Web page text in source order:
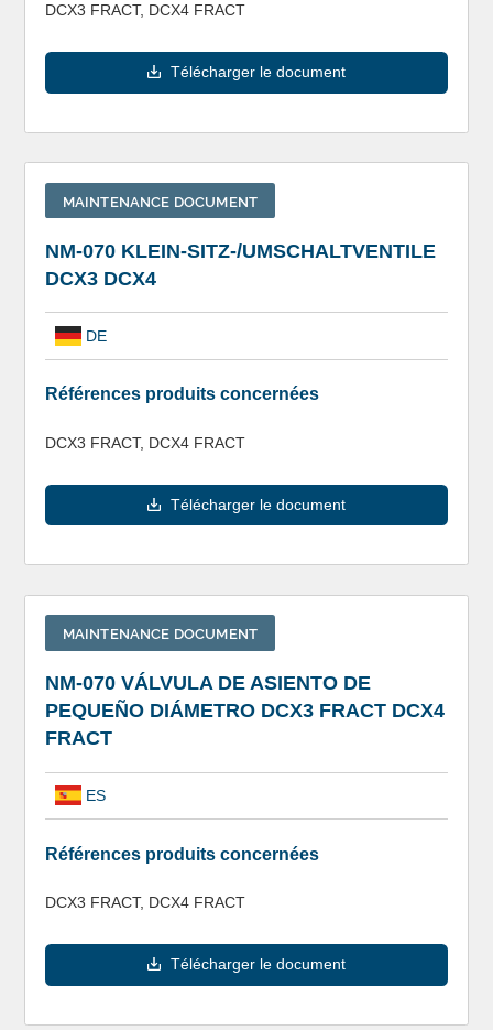
DCX3 FRACT, DCX4 FRACT
Télécharger le document
MAINTENANCE DOCUMENT
NM-070 KLEIN-SITZ-/UMSCHALTVENTILE
DCX3 DCX4
DE
Références produits concernées
DCX3 FRACT, DCX4 FRACT
Télécharger le document
MAINTENANCE DOCUMENT
NM-070 VÁLVULA DE ASIENTO DE
PEQUEÑO DIÁMETRO DCX3 FRACT DCX4
FRACT
ES
Références produits concernées
DCX3 FRACT, DCX4 FRACT
Télécharger le document